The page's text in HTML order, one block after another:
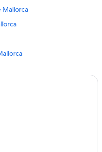
Mallorca